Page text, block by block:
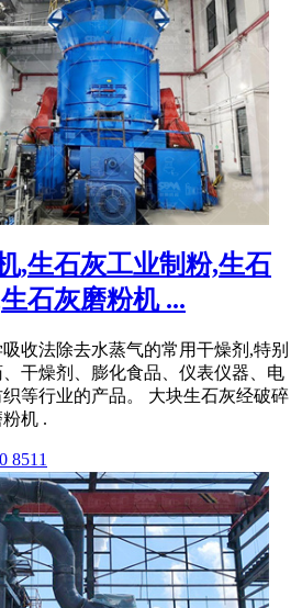
,生石灰工业制粉,生石
石灰磨粉机 ...
收法除去水蒸气的常用干燥剂,特别
干燥剂、膨化食品、仪表仪器、电
等行业的产品。 大块生石灰经破碎
机 .
8511